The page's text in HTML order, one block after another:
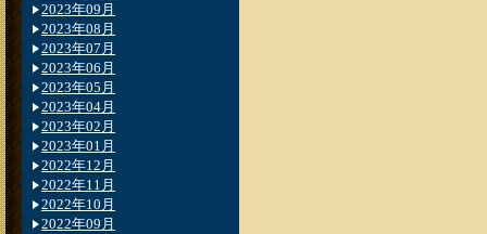
2023年09月
2023年08月
2023年07月
2023年06月
2023年05月
2023年04月
2023年02月
2023年01月
2022年12月
2022年11月
2022年10月
2022年09月